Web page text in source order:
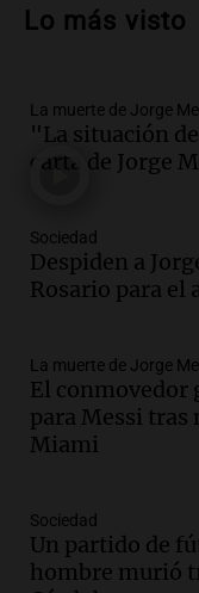
vehículos
Audio.
y cinco
un puente
Audio.
Rosario
Episodios
Audio.Ley
en el
Episodios
Audio.
celebración
Lo más visto
La muerte de Jorge
"La situación
carta de Jorge
Sociedad
Despiden a
Rosario para el
La muerte de Jorge
El conmovedor
para Messi
Miami
Sociedad
Un partido de
hombre murió